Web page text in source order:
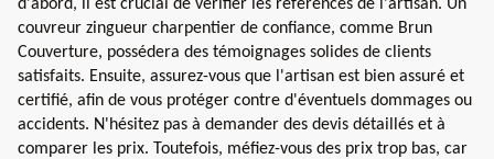
d'abord, il est crucial de vérifier les références de l'artisan. Un
couvreur zingueur charpentier de confiance, comme Brun
Couverture, possédera des témoignages solides de clients
satisfaits. Ensuite, assurez-vous que l'artisan est bien assuré et
certifié, afin de vous protéger contre d'éventuels dommages ou
accidents. N'hésitez pas à demander des devis détaillés et à
comparer les prix. Toutefois, méfiez-vous des prix trop bas, car